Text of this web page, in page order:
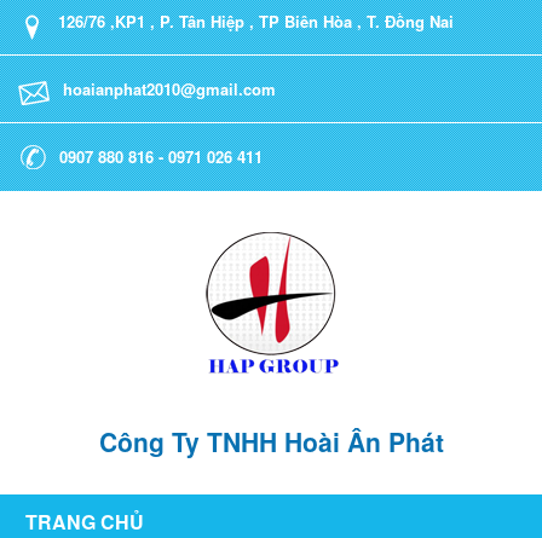
126/76 ,KP1 , P. Tân Hiệp , TP Biên Hòa , T. Đồng Nai
hoaianphat2010@gmail.com
0907 880 816 - 0971 026 411
Công Ty TNHH Hoài Ân Phát
TRANG CHỦ